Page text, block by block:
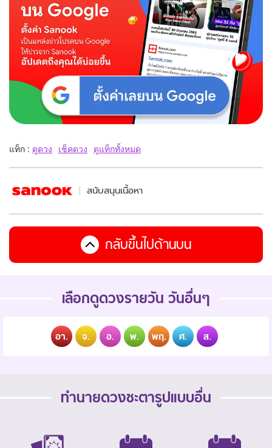
แท็ก : ดูดวง เช็คดวง ดูแท็กทั้งหมด
สนับสนุนเนื้อหา
กลับขึ้นไปด้านบน
เลือกดูดวงรายวัน วันอื่นๆ
อา. จ. อ. พ. พฤ. ศ. ส.
ทำนายดวงชะตารูปแบบอื่น